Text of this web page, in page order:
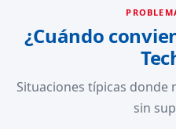
¿Cuándo
Situaciones típicas donde
sin